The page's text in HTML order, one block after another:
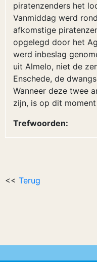
piratenzenders het
Vanmiddag werd
afkomstige
opgelegd door het
werd inbeslag
uit Almelo, niet de
Enschede, de
Wanneer deze twee
zijn, is op dit
Trefwoorden:
<< Terug